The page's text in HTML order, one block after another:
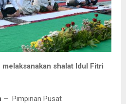
shalat Idul Fitri
– Pimpinan Pusat